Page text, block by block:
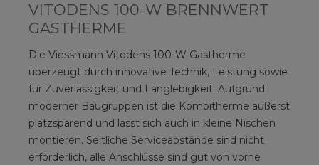
VITODENS 100-W BRENNWERT
GASTHERME
Die Viessmann Vitodens 100-W Gastherme
überzeugt durch innovative Technik, Leistung sowie
für Zuverlässigkeit und Langlebigkeit. Aufgrund
moderner Baugruppen ist die Kombitherme äußerst
platzsparend und lässt sich auch in kleine Nischen
montieren. Seitliche Serviceabstände sind nicht
erforderlich, alle Anschlüsse sind gut von vorne